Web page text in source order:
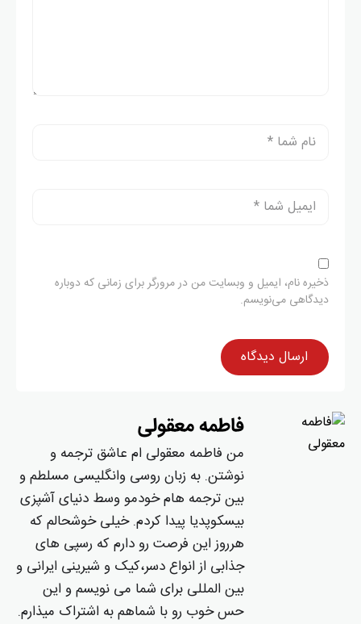
ذخیره نام، ایمیل و وبسایت من در مرورگر برای زمانی که دوباره
دیدگاهی می‌نویسم.
فاطمه معقولی
من فاطمه معقولی ام عاشق ترجمه و
نوشتن. به زبان روسی و‌انگلیسی مسلطم و
بین ترجمه هام خودمو وسط دنیای آشپزی
بیسکوپدیا پیدا کردم. خیلی خوشحالم که
هرروز این فرصت رو دارم که رسپی های
جذابی از انواع دسر،کیک و شیرینی ایرانی و
بین المللی برای شما می نویسم و این
حس خوب رو با شماهم به اشتراک میذارم.